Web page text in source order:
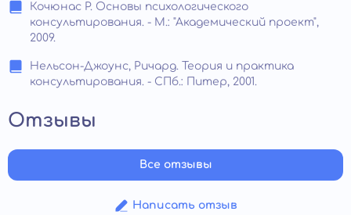
Кочюнас Р. Основы психологического
консультирования. - М.: "Академический проект",
2009.
Нельсон-Джоунс, Ричард. Теория и практика
консультирования. - СПб.: Питер, 2001.
Отзывы
Написать отзыв
Все отзывы